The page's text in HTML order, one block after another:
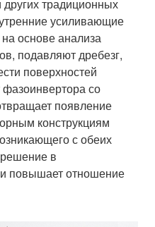
традиционных
усиливающие
основе анализа
подавляют дребезг,
поверхностей
со
появление
конструкциям
с обеих
в
и повышает отношение